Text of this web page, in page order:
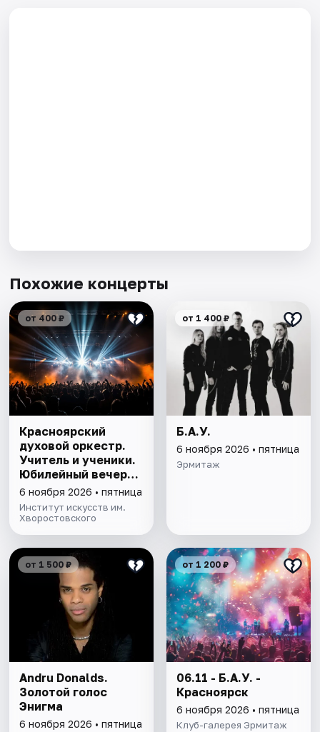
Похожие концерты
от 400 ₽
Красноярский
духовой оркестр.
Учитель и ученики.
Юбилейный вечер
Виталия Трояна
6 ноября 2026 • пятница
Институт искусств им.
Хворостовского
от 1 400 ₽
Б.А.У.
6 ноября 2026 • пятница
Эрмитаж
от 1 500 ₽
Andru Donalds.
Золотой голос
Энигма
6 ноября 2026 • пятница
от 1 200 ₽
06.11 - Б.А.У. -
Красноярск
6 ноября 2026 • пятница
Клуб-галерея Эрмитаж